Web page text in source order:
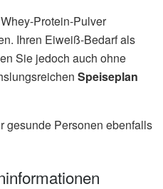
Protein-Pulver
Ihren Eiweiß-Bedarf als
Sie jedoch auch ohne
Speiseplan
gesunde Personen ebenfalls